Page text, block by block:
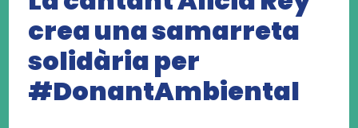
crea una samarreta
solidària per
#DonantAmbiental